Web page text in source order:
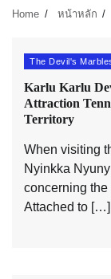
Home หน้าหลัก
The Devil's
Karlu Karlu
Attraction
Territory
When visiting
Nyinkka
concerning
Attached to […]